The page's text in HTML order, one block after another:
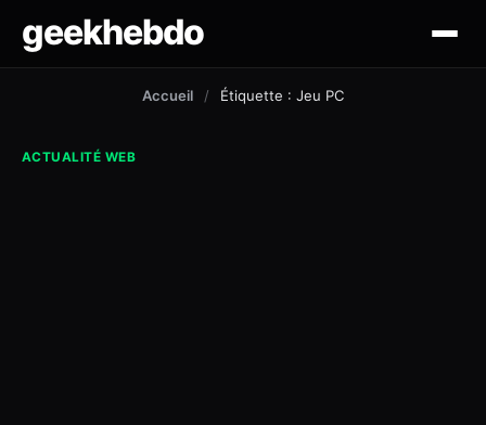
geekhebdo
ciné/tv
Accueil / Étiquette : Jeu PC
ACTUALITÉ WEB